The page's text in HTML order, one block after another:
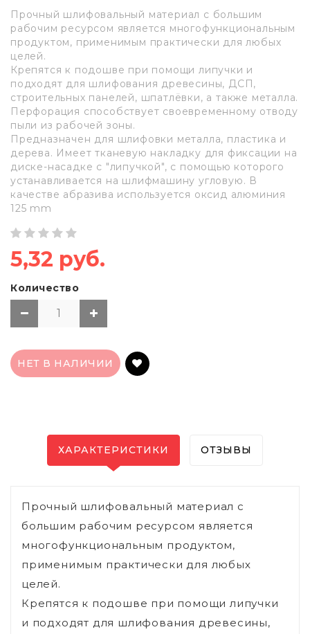
Прочный шлифовальный материал с большим
рабочим ресурсом является многофункциональным
продуктом, применимым практически для любых
целей.
Крепятся к подошве при помощи липучки и
подходят для шлифования древесины, ДСП,
строительных панелей, шпатлёвки, а также металла.
Перфорация способствует своевременному отводу
пыли из рабочей зоны.
Предназначен для шлифовки металла, пластика и
дерева. Имеет тканевую накладку для фиксации на
диске-насадке с "липучкой", с помощью которого
устанавливается на шлифмашину угловую. В
качестве абразива используется оксид алюминия
125 mm
5,32 руб.
Количество
НЕТ В НАЛИЧИИ
ХАРАКТЕРИСТИКИ ОТЗЫВЫ
Прочный шлифовальный материал с
большим рабочим ресурсом является
многофункциональным продуктом,
применимым практически для любых
целей.
Крепятся к подошве при помощи липучки
и подходят для шлифования древесины,